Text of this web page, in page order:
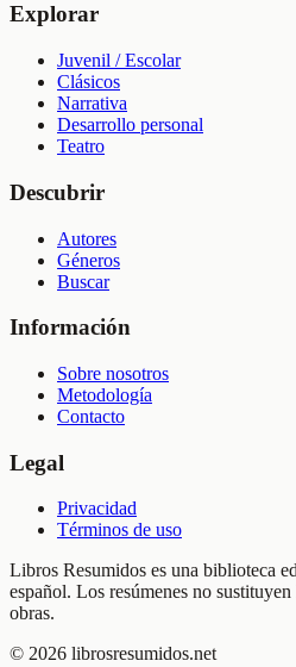
Explorar
Juvenil / Escolar
Clásicos
Narrativa
Desarrollo personal
Teatro
Descubrir
Autores
Géneros
Buscar
Información
Sobre nosotros
Metodología
Contacto
Legal
Privacidad
Términos de uso
Libros Resumidos es una biblioteca
español. Los resúmenes no
obras.
© 2026 librosresumidos.net